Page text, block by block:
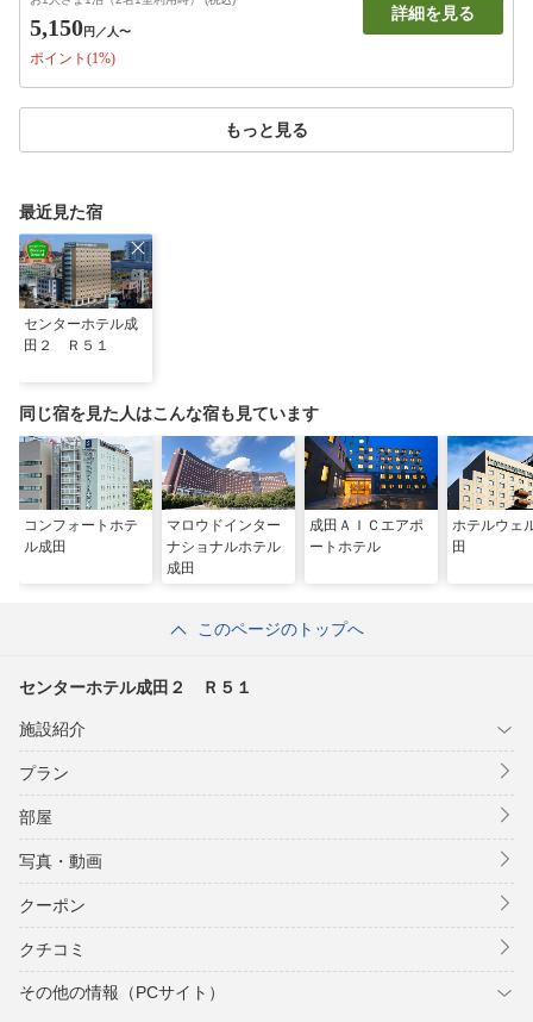
5,150円 ／人〜
ポイント(1%)
詳細を見る
もっと見る
最近見た宿
センターホテル成
田２ Ｒ５１
同じ宿を見た人はこんな宿も見ています
コンフォートホテ
ル成田
マロウドインター
ナショナルホテル
成田
成田ＡＩＣエアポ
ートホテル
ホテルウェ
田
このページのトップへ
センターホテル成田２ Ｒ５１
施設紹介
プラン
部屋
写真・動画
クーポン
クチコミ
その他の情報（PCサイト）